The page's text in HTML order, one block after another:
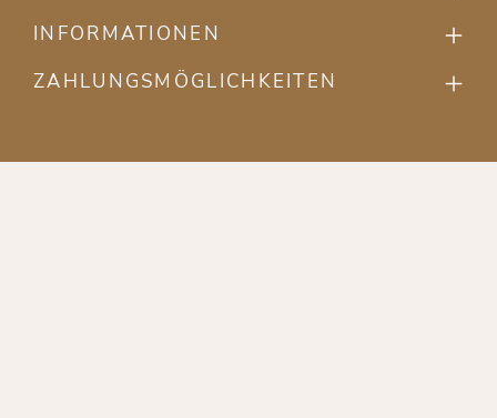
INFORMATIONEN
ZAHLUNGSMÖGLICHKEITEN